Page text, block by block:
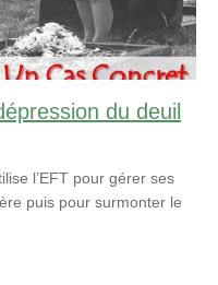
du deuil
l’EFT pour gérer ses
puis pour surmonter le